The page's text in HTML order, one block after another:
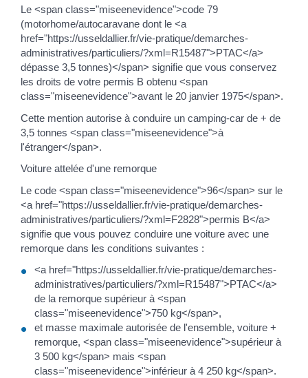
Le <span class="miseenevidence">code 79
(motorhome/autocaravane dont le <a
href="https://usseldallier.fr/vie-pratique/demarches-
administratives/particuliers/?xml=R15487">PTAC</a>
dépasse 3,5 tonnes)</span> signifie que vous conservez
les droits de votre permis B obtenu <span
class="miseenevidence">avant le 20 janvier 1975</span>.
Cette mention autorise à conduire un camping-car de + de
3,5 tonnes <span class="miseenevidence">à
l'étranger</span>.
Voiture attelée d'une remorque
Le code <span class="miseenevidence">96</span> sur le
<a href="https://usseldallier.fr/vie-pratique/demarches-
administratives/particuliers/?xml=F2828">permis B</a>
signifie que vous pouvez conduire une voiture avec une
remorque dans les conditions suivantes :
<a href="https://usseldallier.fr/vie-pratique/demarches-
administratives/particuliers/?xml=R15487">PTAC</a>
de la remorque supérieur à <span
class="miseenevidence">750 kg</span>,
et masse maximale autorisée de l'ensemble, voiture +
remorque, <span class="miseenevidence">supérieur à
3 500 kg</span> mais <span
class="miseenevidence">inférieur à 4 250 kg</span>.